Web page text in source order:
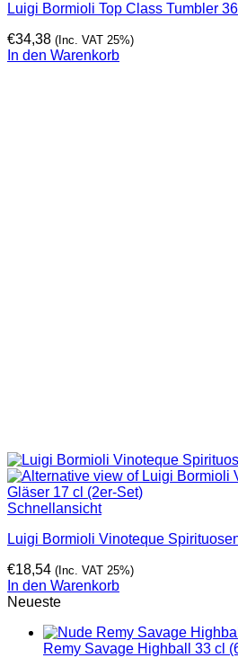
Luigi Bormioli Top Class Tumbler
€34,38 (Inc. VAT 25%)
In den Warenkorb
Schnellansicht
Luigi Bormioli Vinoteque
€18,54 (Inc. VAT 25%)
In den Warenkorb
Neueste
Remy Savage Highball 33 cl